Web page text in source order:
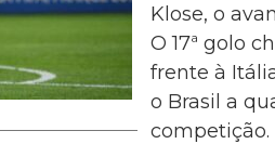
Klose, o
O 17ª golo
frente à
o Brasil a